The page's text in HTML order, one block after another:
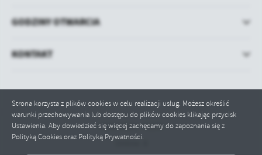
Strona korzysta z plików cookies w celu realizacji usług. Możesz określić
warunki przechowywania lub dostępu do plików cookies klikając przycisk
Ustawienia. Aby dowiedzieć się więcej zachęcamy do zapoznania się z
Polityką Cookies oraz Polityką Prywatności.
GODZINY OTWARCIA
KONTAKT
Odwiedzin: 71159